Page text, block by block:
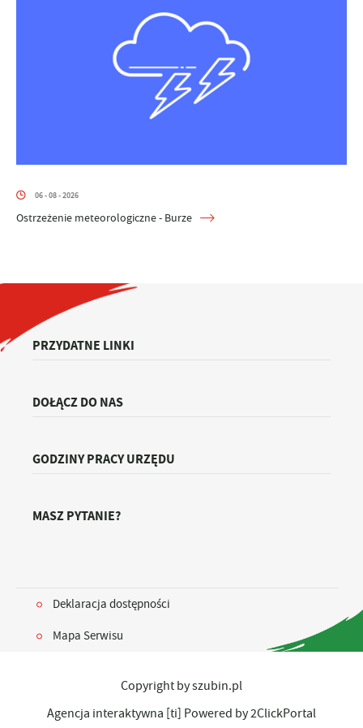
06 - 08 - 2026
Ostrzeżenie meteorologiczne - Burze
PRZYDATNE LINKI
DOŁĄCZ DO NAS
GODZINY PRACY URZĘDU
MASZ PYTANIE?
Deklaracja dostępności
Mapa Serwisu
Copyright by szubin.pl
Agencja interaktywna [ti] Powered by2ClickPortal